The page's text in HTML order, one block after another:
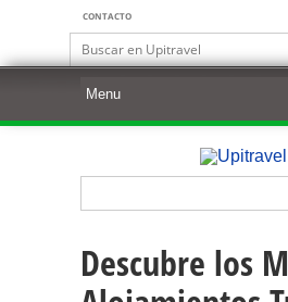
CONTACTO
Descubre los